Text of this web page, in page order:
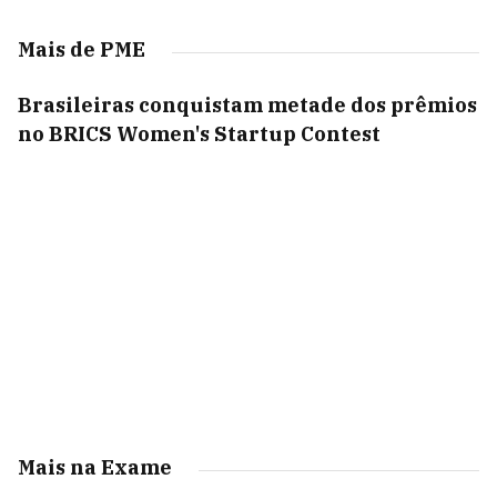
Mais de PME
Brasileiras conquistam metade dos prêmios
no BRICS Women's Startup Contest
Mais na Exame